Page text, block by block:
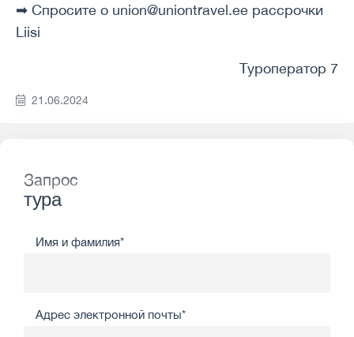
➡ Спросите о union@uniontravel.ee рассрочки
Liisi
Туроператор 7
21.06.2024
Запрос
тура
Имя и фамилия*
Адрес электронной почты*